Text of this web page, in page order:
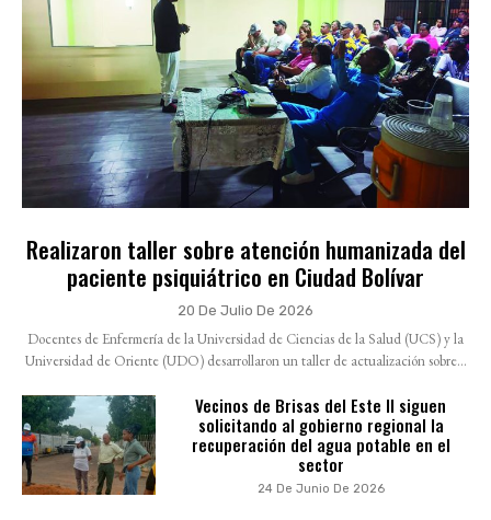
Realizaron taller sobre atención humanizada del
paciente psiquiátrico en Ciudad Bolívar
20 De Julio De 2026
Docentes de Enfermería de la Universidad de Ciencias de la Salud (UCS) y la
Universidad de Oriente (UDO) desarrollaron un taller de actualización sobre...
Vecinos de Brisas del Este II siguen
solicitando al gobierno regional la
recuperación del agua potable en el
sector
24 De Junio De 2026